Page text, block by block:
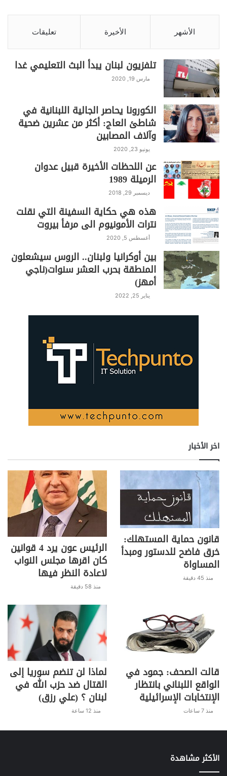
الأشهر الأخيرة تعليقات
تلفزيون لبنان يبدأ البث التعليمي غدا
مارس 19, 2020
الكورونا يحاصر الجالية اللبنانية في
شاطئ العاج: أكثر من عشرين ضحية
وآلاف المصابين
يونيو 23, 2020
عن اللحظات الأخيرة قبيل عدوان
الرميلة 1989
ديسمبر 29, 2018
هذه هي حكاية السفينة التي نقلت
نترات الأمونيوم الى مرفأ بيروت
أغسطس 5, 2020
بين أوكرانيا ولبنان.. الروس سيشعلون
المنطقة بحرب العشر سنوات(ناجي
أمهز)
يناير 25, 2022
اخر الأخبار
قانون حماية المستهلك:
خرق فاضح للدستور ومبدأ
المساواة
منذ 45 دقيقة
الرئيس عون يرد 4 قوانين
كان اقرها مجلس النواب
لاعادة النظر فيها
منذ 58 دقيقة
قالت الصحف: جمود في
الواقع اللبناني بانتظار
الإنتخابات الإسرائيلية
منذ 7 ساعات
لماذا لن تنضم سوريا إلى
القتال ضد حزب الله في
لبنان ؟ (علي رزق)
منذ 12 ساعة
الأكثر مشاهدة